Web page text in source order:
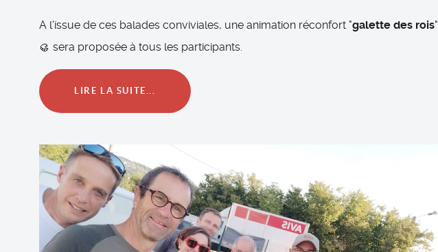
A l'issue de ces balades conviviales, une animation réconfort "galette des rois"
🥮 sera proposée à tous les participants.
LIRE LA SUITE...